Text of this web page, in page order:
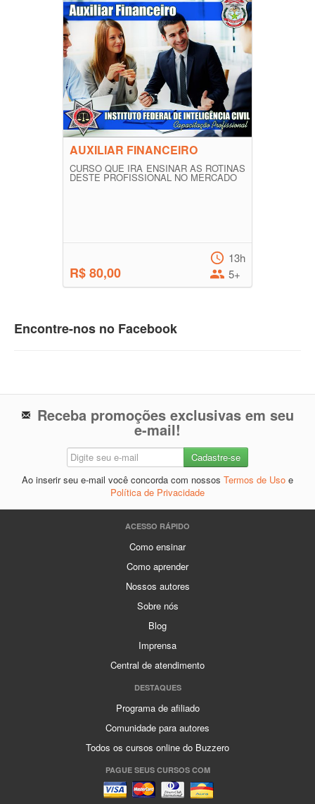
AUXILIAR FINANCEIRO
CURSO QUE IRA ENSINAR AS ROTINAS
DESTE PROFISSIONAL NO MERCADO
R$ 80,00
13h
5+
Encontre-nos no Facebook
Receba promoções exclusivas em seu
e-mail!
Ao inserir seu e-mail você concorda com nossos Termos de Uso e
Política de Privacidade
ACESSO RÁPIDO
Como ensinar
Como aprender
Nossos autores
Sobre nós
Blog
Imprensa
Central de atendimento
DESTAQUES
Programa de afiliado
Comunidade para autores
Todos os cursos online do Buzzero
PAGUE SEUS CURSOS COM